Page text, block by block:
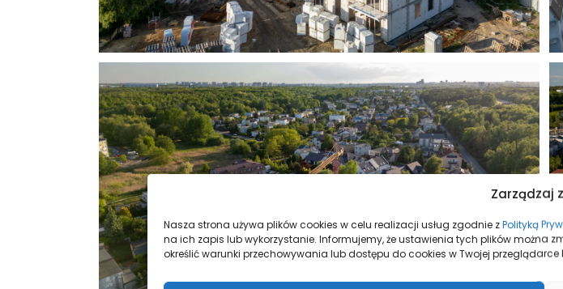
Zarządzaj
Nasza strona używa plików cookies w celu realizacji usług zgodnie zPolityką
na ich zapis lub wykorzystanie. Informujemy, że ustawienia tych plików można
określić warunki przechowywania lub dostępu do cookies w Twojej przeglądarce